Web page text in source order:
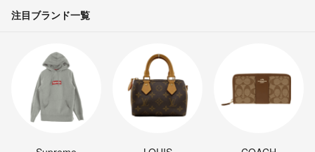
注目ブランド一覧